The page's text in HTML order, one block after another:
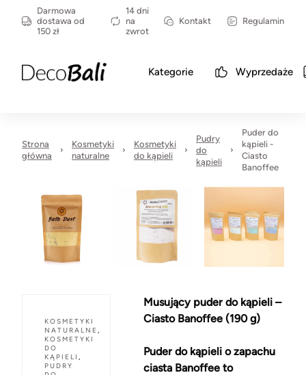
Darmowa
dostawa od
150 zł
14 dni
na
zwrot
Kontakt Regulamin
Kategorie Wyprzedaże
Strona
główna
Kosmetyki
naturalne
Kosmetyki
do kąpieli
Pudry
do
kąpieli
Puder do
kąpieli -
Ciasto
Banoffee
KOSMETYKI
NATURALNE ,
KOSMETYKI
DO
KĄPIELI ,
PUDRY
Musujący puder do kąpieli –
Ciasto Banoffee (190 g)
Puder do kąpieli o zapachu
ciasta Banoffee to